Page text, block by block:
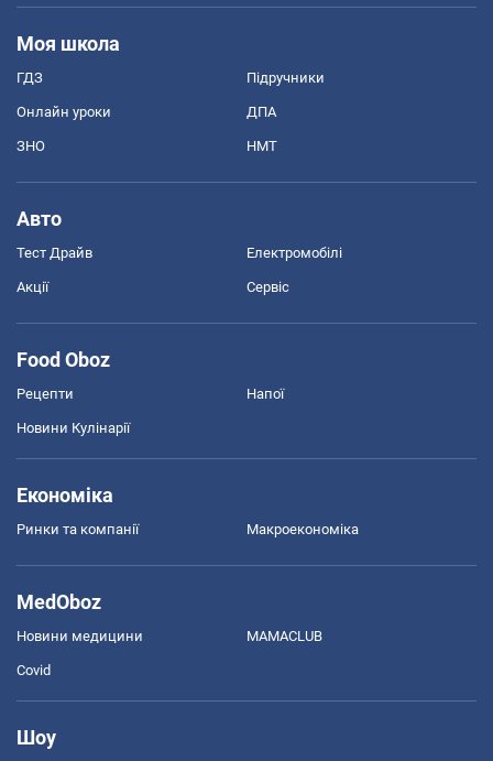
Моя школа
ГДЗ Підручники
Онлайн уроки ДПА
ЗНО НМТ
Авто
Тест Драйв Електромобілі
Акції Сервіс
Food Oboz
Рецепти Напої
Новини Кулінарії
Економіка
Ринки та компанії Макроекономіка
MedOboz
Новини медицини MAMACLUB
Covid
Шоу